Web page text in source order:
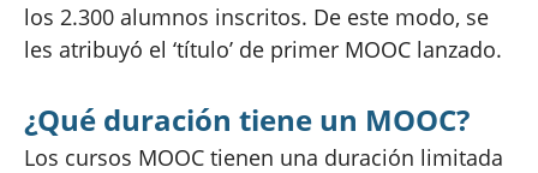
los 2.300 alumnos inscritos. De este modo, se
les atribuyó el ‘título’ de primer MOOC lanzado.
¿Qué duración tiene un MOOC?
Los cursos MOOC tienen una duración limitada